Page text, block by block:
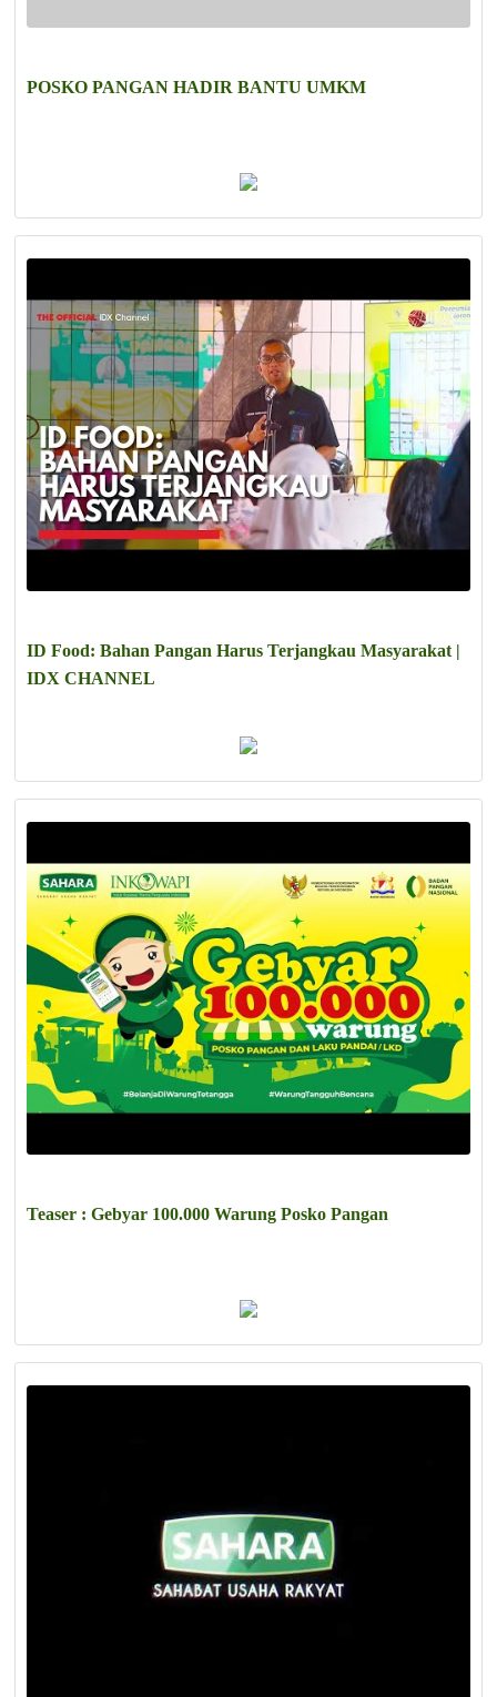
POSKO PANGAN HADIR BANTU UMKM
ID Food: Bahan Pangan Harus Terjangkau Masyarakat |
IDX CHANNEL
Teaser : Gebyar 100.000 Warung Posko Pangan